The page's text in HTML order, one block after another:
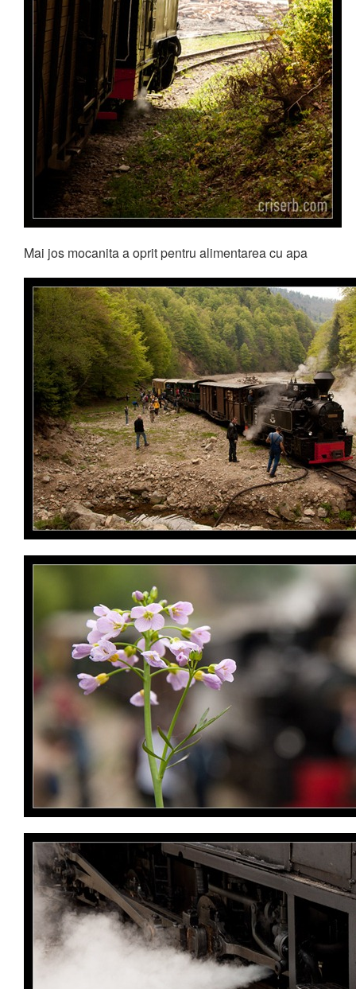
Mai jos mocanita a oprit pentru alimentarea cu apa